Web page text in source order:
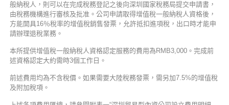
般納稅人，則可以在完成稅務登記之後向深圳國家稅務局提交申請書，
由稅務機構進行審核及批准。公司申請取得增值稅一般納稅人資格後，
方能開具16％稅率的增值稅銷售發票，允許抵扣進項稅，出口時才能申
請辦理退稅業務。
本所提供增值稅一般納稅人資格認定服務的費用為RMB3,000。完成前
述資格認定大約需時3個工作日。
前述費用均為不含稅價。如果需要大陸稅務發票，需另加7.5%的增值稅
及附加稅項。